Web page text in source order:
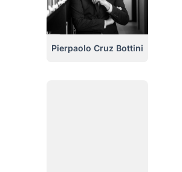
Pierpaolo Cruz Bottini